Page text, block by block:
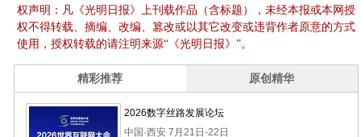
权声明：凡《光明日报》上刊载作品（含标题），未经本报或本网授
权不得转载、摘编、改编、篡改或以其它改变或违背作者原意的方式
使用，授权转载的请注明来源“《光明日报》”。